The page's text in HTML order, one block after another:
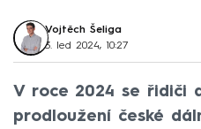
Vojtěch Šeliga
3. led 2024, 10:27
V roce 2024 se řidiči
prodloužení české